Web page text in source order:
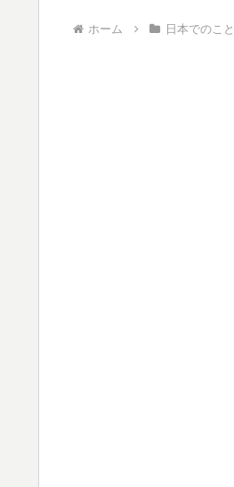
ホーム 日本でのこと